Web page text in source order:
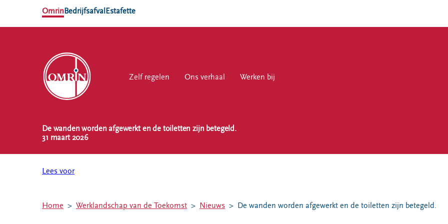
OmrinBedrijfsafval Estafette
Zelf regelen Ons verhaal Werken bij
Zelf regelen Ons verhaal Werken bij
EN
Zelf regelen
Afvalkalender
Afval scheiden
Omrin
Contact
Klantenservice
SYP
De wanden worden afgewerkt en de toiletten zijn betegeld.
31 maart 2026
Lees voor
Home Werklandschap van de Toekomst Nieuws De wanden worden afgewerkt en de toiletten zijn betegeld.